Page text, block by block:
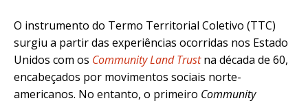
O instrumento do Termo Territorial Coletivo (TTC)
surgiu a partir das experiências ocorridas nos Estado
Unidos com os CommunityLandTrustna década de 60,
encabeçados por movimentos sociais norte-
americanos. No entanto, o primeiro Community